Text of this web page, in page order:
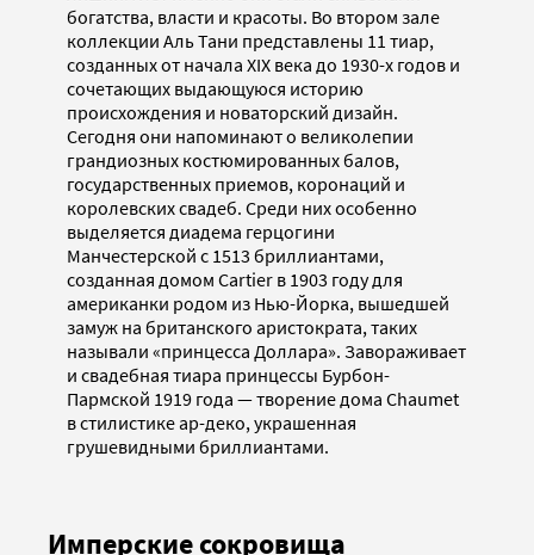
богатства, власти и красоты. Во втором зале
коллекции Аль Тани представлены 11 тиар,
созданных от начала XIX века до 1930-х годов и
сочетающих выдающуюся историю
происхождения и новаторский дизайн.
Сегодня они напоминают о великолепии
грандиозных костюмированных балов,
государственных приемов, коронаций и
королевских свадеб. Среди них особенно
выделяется диадема герцогини
Манчестерской с 1513 бриллиантами,
созданная домом Cartier в 1903 году для
американки родом из Нью-Йорка, вышедшей
замуж на британского аристократа, таких
называли «принцесса Доллара». Завораживает
и свадебная тиара принцессы Бурбон-
Пармской 1919 года — творение дома Chaumet
в стилистике ар-деко, украшенная
грушевидными бриллиантами.
Имперские сокровища